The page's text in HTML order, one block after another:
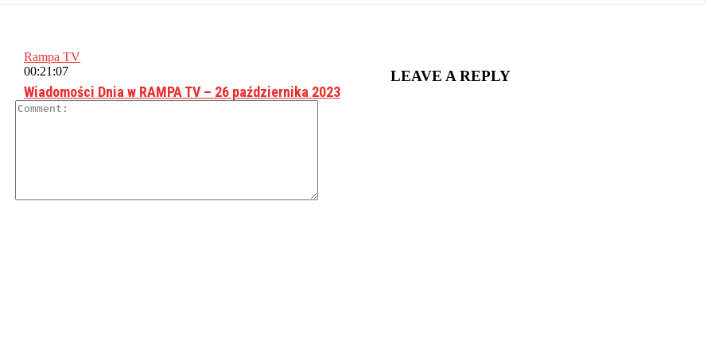
Rampa TV
00:21:07
Wiadomości Dnia w RAMPA TV – 26 października 2023
LEAVE A REPLY